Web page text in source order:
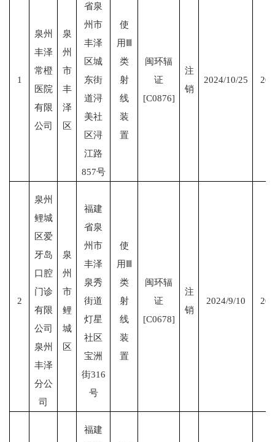
1
泉州
丰泽
常橙
医院
有限
公司
泉
州
市
丰
泽
区
省泉
州市
丰泽
区城
东街
道浔
美社
区浔
江路
857号
使
用Ⅲ
类
射
线
装
置
闽环辐
证
[C0876]
注
销
2024/10/25
2
泉州
鲤城
区爱
牙岛
口腔
门诊
有限
公司
泉州
丰泽
分公
司
泉
州
市
鲤
城
区
福建
省泉
州市
丰泽
泉秀
街道
灯星
社区
宝洲
街316
号
使
用Ⅲ
类
射
线
装
置
闽环辐
证
[C0678]
注
销
2024/9/10
福建